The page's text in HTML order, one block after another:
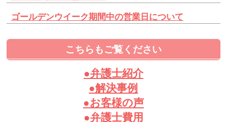
ゴールデンウイーク期間中の営業日について
こちらもご覧ください
●弁護士紹介
●解決事例
●お客様の声
●弁護士費用